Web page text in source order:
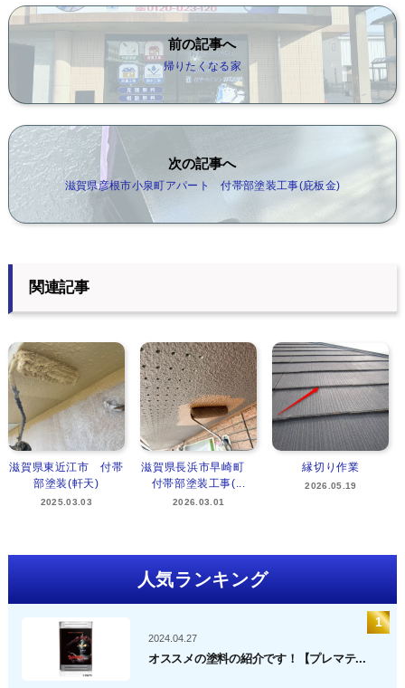
前の記事へ
帰りたくなる家
次の記事へ
滋賀県彦根市小泉町アパート 付帯部塗装工事(庇板金)
関連記事
滋賀県東近江市 付帯
部塗装(軒天)
2025.03.03
滋賀県長浜市早崎町
付帯部塗装工事(...
2026.03.01
縁切り作業
2026.05.19
人気ランキング
2024.04.27
オススメの塗料の紹介です！【プレマテ...